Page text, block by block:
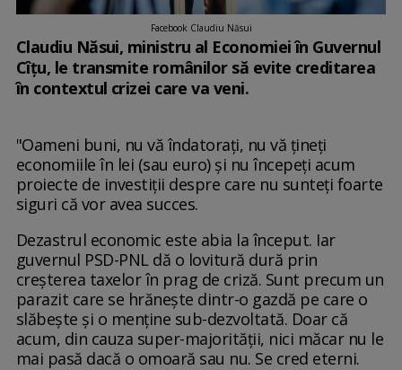
Facebook Claudiu Năsui
Claudiu Năsui, ministru al Economiei în Guvernul
Cîţu, le transmite românilor să evite creditarea
în contextul crizei care va veni.
"Oameni buni, nu vă îndatorați, nu vă țineți
economiile în lei (sau euro) și nu începeți acum
proiecte de investiții despre care nu sunteți foarte
siguri că vor avea succes.
Dezastrul economic este abia la început. Iar
guvernul PSD-PNL dă o lovitură dură prin
creșterea taxelor în prag de criză. Sunt precum un
parazit care se hrănește dintr-o gazdă pe care o
slăbește și o menține sub-dezvoltată. Doar că
acum, din cauza super-majorității, nici măcar nu le
mai pasă dacă o omoară sau nu. Se cred eterni.